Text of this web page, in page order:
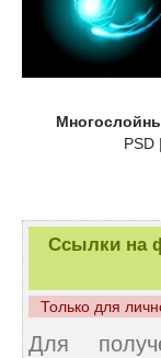
PSD
Ссылки на
Только для
Для